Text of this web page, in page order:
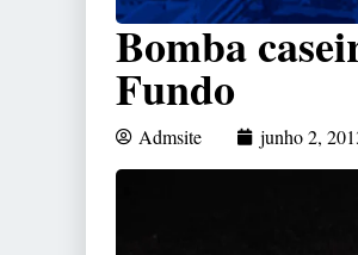
Bomba
Fundo
Admsite junho 2,